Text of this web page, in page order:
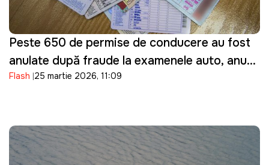
Peste 650 de permise de conducere au fost
anulate după fraude la examenele auto, anunţă
ASP
Flash 25 martie 2026, 11:09